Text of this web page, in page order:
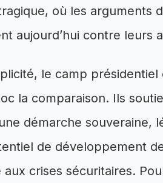
où les arguments
aujourd’hui contre leurs
le camp
la comparaison. Ils
démarche souveraine,
de développement
crises sécuritaires.